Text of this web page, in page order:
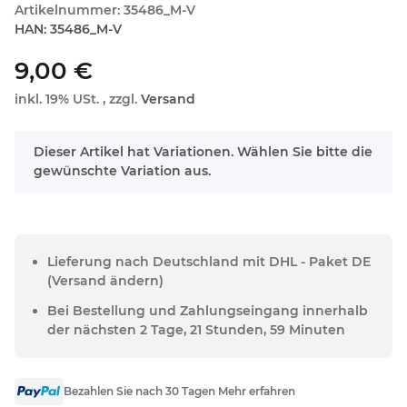
Artikelnummer: 35486_M-V
HAN: 35486_M-V
9,00 €
inkl. 19% USt. , zzgl. Versand
x
Dieser Artikel hat Variationen. Wählen Sie bitte die
gewünschte Variation aus.
Lieferung nach Deutschland mit DHL - Paket DE
(Versand ändern)
Bei Bestellung und Zahlungseingang innerhalb
der nächsten 2 Tage, 21 Stunden, 59 Minuten
Bezahlen Sie nach 30 Tagen Mehr erfahren